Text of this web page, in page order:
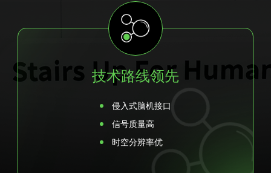
技术路线领先
侵入式脑机接口
信号质量高
时空分辨率优